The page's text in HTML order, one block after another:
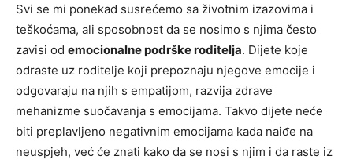
Svi se mi ponekad susrećemo sa životnim izazovima i
teškoćama, ali sposobnost da se nosimo s njima često
zavisi od emocionalne podrške roditelja. Dijete koje
odraste uz roditelje koji prepoznaju njegove emocije i
odgovaraju na njih s empatijom, razvija zdrave
mehanizme suočavanja s emocijama. Takvo dijete neće
biti preplavljeno negativnim emocijama kada naiđe na
neuspjeh, već će znati kako da se nosi s njim i da raste iz